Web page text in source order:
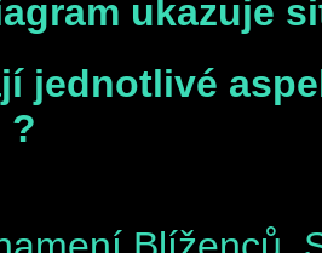
ukazuje
jednotlivé
?